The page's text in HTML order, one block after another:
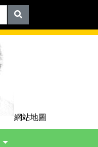
網站地圖